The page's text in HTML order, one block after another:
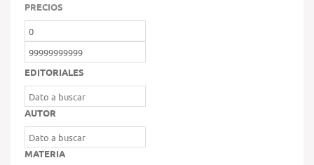
PRECIOS
EDITORIALES
AUTOR
MATERIA